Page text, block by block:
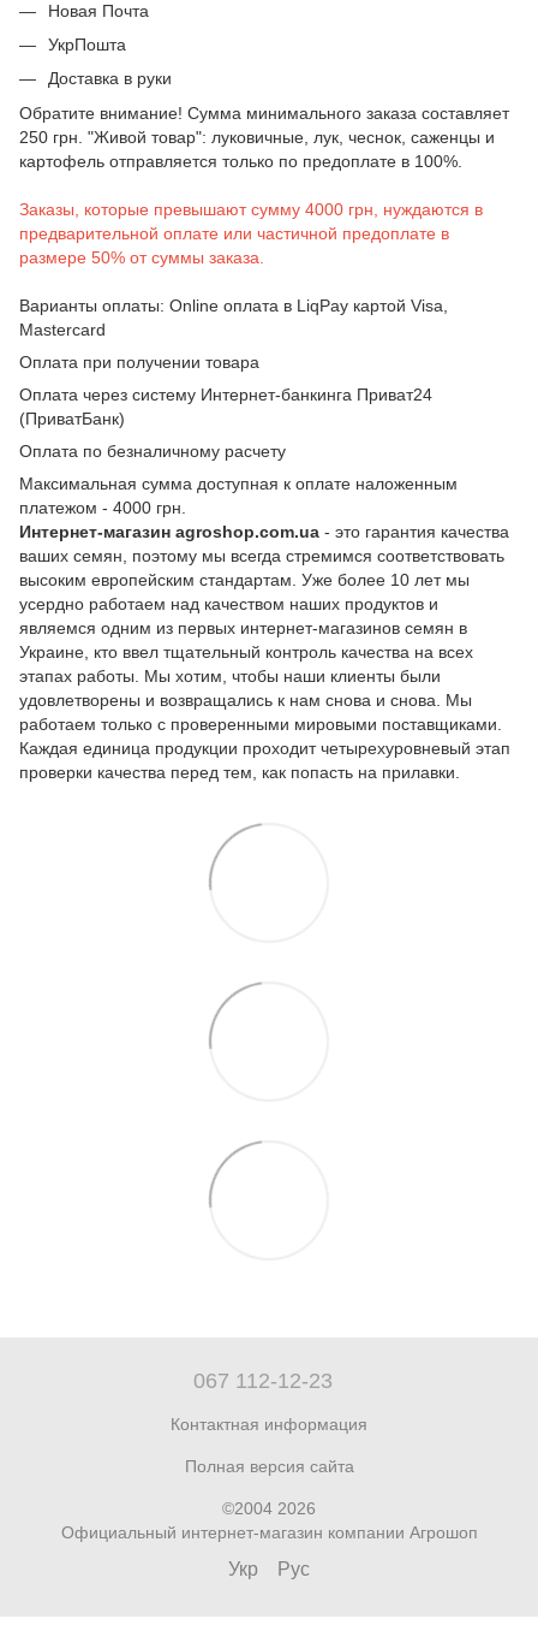
Новая Почта
УкрПошта
Доставка в руки
Обратите внимание! Сумма минимального заказа составляет
250 грн. "Живой товар": луковичные, лук, чеснок, саженцы и
картофель отправляется только по предоплате в 100%.
Заказы, которые превышают сумму 4000 грн, нуждаются в
предварительной оплате или частичной предоплате в
размере 50% от суммы заказа.
Варианты оплаты: Online оплата в LiqPay картой Visa,
Mastercard
Оплата при получении товара
Оплата через систему Интернет-банкинга Приват24
(ПриватБанк)
Оплата по безналичному расчету
Максимальная сумма доступная к оплате наложенным
платежом - 4000 грн.
Интернет-магазин agroshop.com.ua - это гарантия качества
ваших семян, поэтому мы всегда стремимся соответствовать
высоким европейским стандартам. Уже более 10 лет мы
усердно работаем над качеством наших продуктов и
являемся одним из первых интернет-магазинов семян в
Украине, кто ввел тщательный контроль качества на всех
этапах работы. Мы хотим, чтобы наши клиенты были
удовлетворены и возвращались к нам снова и снова. Мы
работаем только с проверенными мировыми поставщиками.
Каждая единица продукции проходит четырехуровневый этап
проверки качества перед тем, как попасть на прилавки.
067 112-12-23
Контактная информация
Полная версия сайта
©2004 2026
Официальный интернет-магазин компании Агрошоп
Укр Рус